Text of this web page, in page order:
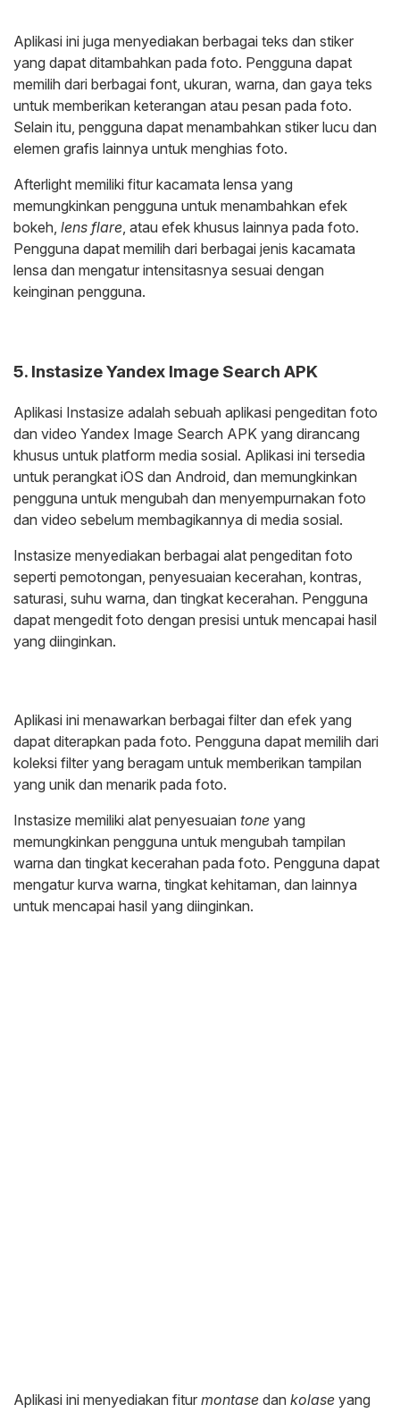
Aplikasi ini juga menyediakan berbagai teks dan stiker
yang dapat ditambahkan pada foto. Pengguna dapat
memilih dari berbagai font, ukuran, warna, dan gaya teks
untuk memberikan keterangan atau pesan pada foto.
Selain itu, pengguna dapat menambahkan stiker lucu dan
elemen grafis lainnya untuk menghias foto.
Afterlight memiliki fitur kacamata lensa yang
memungkinkan pengguna untuk menambahkan efek
bokeh, lens flare, atau efek khusus lainnya pada foto.
Pengguna dapat memilih dari berbagai jenis kacamata
lensa dan mengatur intensitasnya sesuai dengan
keinginan pengguna.
5. Instasize Yandex Image Search APK
Aplikasi Instasize adalah sebuah aplikasi pengeditan foto
dan video Yandex Image Search APK yang dirancang
khusus untuk platform media sosial. Aplikasi ini tersedia
untuk perangkat iOS dan Android, dan memungkinkan
pengguna untuk mengubah dan menyempurnakan foto
dan video sebelum membagikannya di media sosial.
Instasize menyediakan berbagai alat pengeditan foto
seperti pemotongan, penyesuaian kecerahan, kontras,
saturasi, suhu warna, dan tingkat kecerahan. Pengguna
dapat mengedit foto dengan presisi untuk mencapai hasil
yang diinginkan.
Aplikasi ini menawarkan berbagai filter dan efek yang
dapat diterapkan pada foto. Pengguna dapat memilih dari
koleksi filter yang beragam untuk memberikan tampilan
yang unik dan menarik pada foto.
Instasize memiliki alat penyesuaian tone yang
memungkinkan pengguna untuk mengubah tampilan
warna dan tingkat kecerahan pada foto. Pengguna dapat
mengatur kurva warna, tingkat kehitaman, dan lainnya
untuk mencapai hasil yang diinginkan.
Aplikasi ini menyediakan fitur montase dan kolase yang